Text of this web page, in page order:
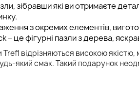
зібравши які ви отримаєте
з окремих елементів,
це фігурні пазли з дерева,
відрізняються високою
який смак. Такий подарунок